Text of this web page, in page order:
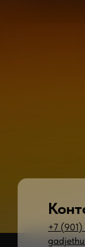
+7